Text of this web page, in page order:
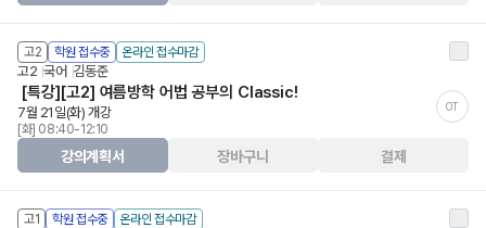
고2 학원 접수중 온라인 접수마감
고2 국어 김동준
[특강][고2] 여름방학 어법 공부의 Classic!
OT
7월 21일(화) 개강
[화] 08:40-12:10
강의계획서 장바구니 결제
고1 학원 접수중 온라인 접수마감